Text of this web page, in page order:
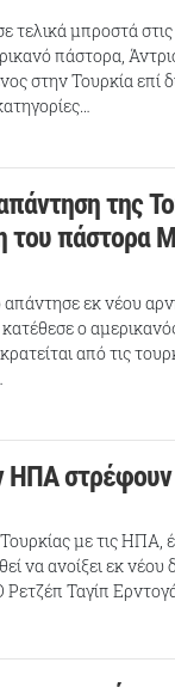
τελικά μπροστά
πάστορα,
στην Τουρκία επί
της
του πάστορα
απάντησε εκ νέου
ο
από τις
ΗΠΑ
με τις ΗΠΑ,
να ανοίξει εκ νέου
Ταγίπ